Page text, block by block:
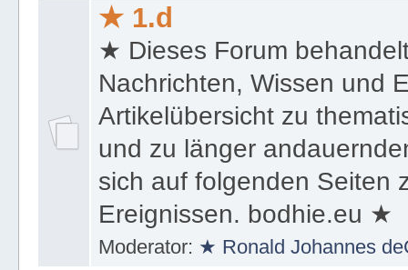
★ 1.d
★ Dieses Forum
Nachrichten, Wissen und
Artikelübersicht zu
und zu länger
sich auf folgenden Seiten
Ereignissen. bodhie.eu ★
Moderator: ★ Ronald Johannes